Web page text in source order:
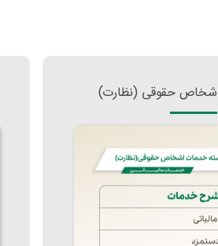
حقوقی (نظارت)